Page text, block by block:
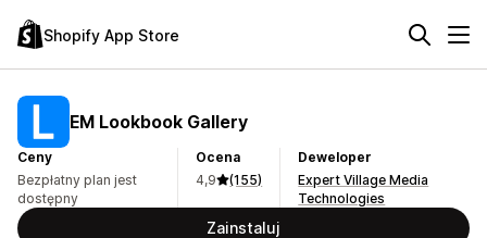
Shopify App Store
EM Lookbook Gallery
Ceny
Bezpłatny plan jest
dostępny
Ocena
4,9
(155)
Deweloper
Expert Village Media
Technologies
Zainstaluj